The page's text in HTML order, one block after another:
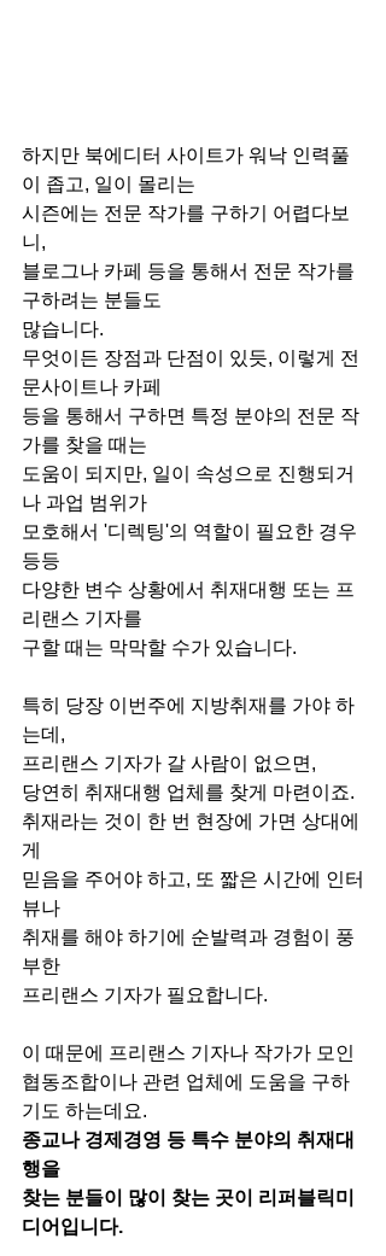
하지만 북에디터 사이트가 워낙 인력풀
이 좁고, 일이 몰리는
시즌에는 전문 작가를 구하기 어렵다보
니,
블로그나 카페 등을 통해서 전문 작가를
구하려는 분들도
많습니다.
무엇이든 장점과 단점이 있듯, 이렇게 전
문사이트나 카페
등을 통해서 구하면 특정 분야의 전문 작
가를 찾을 때는
도움이 되지만, 일이 속성으로 진행되거
나 과업 범위가
모호해서 '디렉팅'의 역할이 필요한 경우
등등
다양한 변수 상황에서 취재대행 또는 프
리랜스 기자를
구할 때는 막막할 수가 있습니다.
특히 당장 이번주에 지방취재를 가야 하
는데,
프리랜스 기자가 갈 사람이 없으면,
당연히 취재대행 업체를 찾게 마련이죠.
취재라는 것이 한 번 현장에 가면 상대에
게
믿음을 주어야 하고, 또 짧은 시간에 인터
뷰나
취재를 해야 하기에 순발력과 경험이 풍
부한
프리랜스 기자가 필요합니다.
이 때문에 프리랜스 기자나 작가가 모인
협동조합이나 관련 업체에 도움을 구하
기도 하는데요.
종교나 경제경영 등 특수 분야의 취재대
행을
찾는 분들이 많이 찾는 곳이 리퍼블릭미
디어입니다.